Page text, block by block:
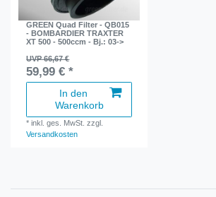
GREEN Quad Filter - QB015
- BOMBARDIER TRAXTER
XT 500 - 500ccm - Bj.: 03->
UVP 66,67 €
59,99 € *
In den
Warenkorb
*inkl. ges. MwSt. zzgl.
Versandkosten